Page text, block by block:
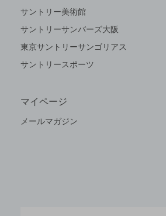
サントリー美術館
サントリーサンバーズ大阪
東京サントリーサンゴリアス
サントリースポーツ
マイページ
メールマガジン